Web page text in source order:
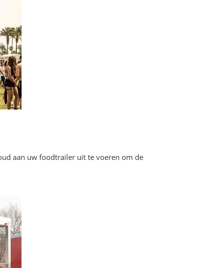
aan uw foodtrailer uit te voeren om de